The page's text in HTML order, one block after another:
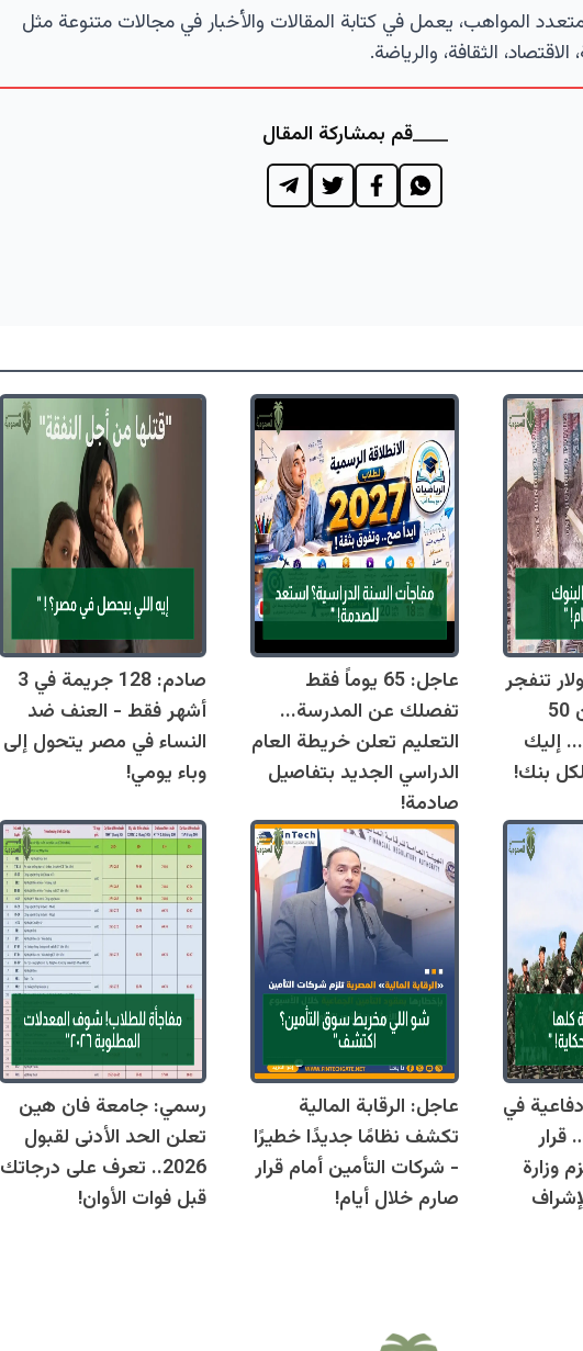
المواهب، يعمل في كتابة المقالات والأخبار في مجالات متنوعة مثل
الثقافة، والرياضة.
قم بمشاركة المقال
تنفجر
اليوم وتقترب من 50
إليك
بنك!
عاجل: 65 يوماً فقط
تفصلك عن المدرسة...
التعليم تعلن خريطة العام
الدراسي الجديد بتفاصيل
صادمة!
صادم: 128 جريمة في 3
أشهر فقط - العنف ضد
النساء في مصر يتحول إلى
وباء يومي!
دفاعية في
قرار
وزارة
عاجل: الرقابة المالية
تكشف نظامًا جديدًا خطيرًا
- شركات التأمين أمام قرار
صارم خلال أيام!
رسمي: جامعة فان هين
تعلن الحد الأدنى لقبول
2026.. تعرف على درجاتك
قبل فوات الأوان!